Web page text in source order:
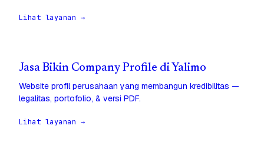
Lihat layanan →
Jasa Bikin Company Profile di Yalimo
Website profil perusahaan yang membangun kredibilitas —
legalitas, portofolio, & versi PDF.
Lihat layanan →